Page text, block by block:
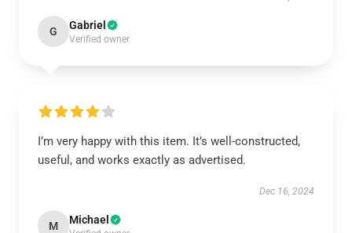
G Gabriel
Verified owner
I’m very happy with this item. It’s well-constructed,
useful, and works exactly as advertised.
Dec 16, 2024
M Michael